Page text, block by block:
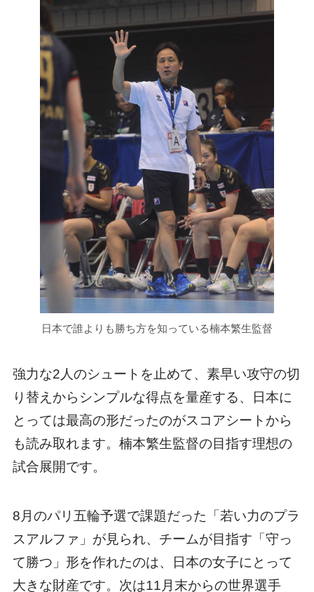
日本で誰よりも勝ち方を知っている楠本繁生監督
強力な2人のシュートを止めて、素早い攻守の切
り替えからシンプルな得点を量産する、日本に
とっては最高の形だったのがスコアシートから
も読み取れます。楠本繁生監督の目指す理想の
試合展開です。
8月のパリ五輪予選で課題だった「若い力のプラ
スアルファ」が見られ、チームが目指す「守っ
て勝つ」形を作れたのは、日本の女子にとって
大きな財産です。次は11月末からの世界選手